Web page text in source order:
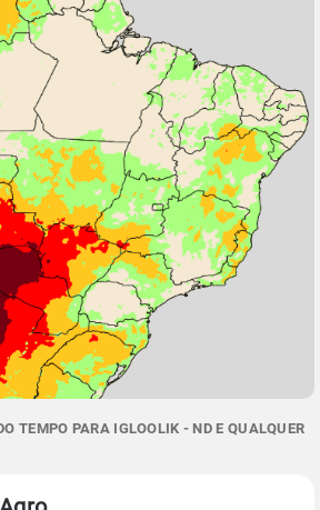
TEMPO PARA IGLOOLIK - ND E QUALQUER